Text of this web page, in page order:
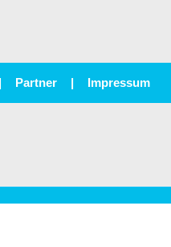
| Partner | Impressum